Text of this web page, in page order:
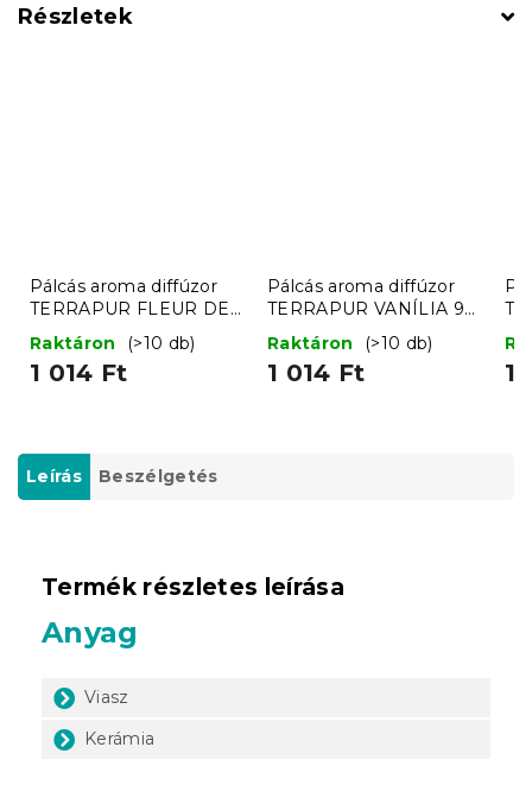
Részletek
Pálcás aroma diffúzor
TERRAPUR FLEUR DE
COTTON 90 ml
Raktáron (>10 db)
1 014 Ft
Pálcás aroma diffúzor
TERRAPUR VANÍLIA 90
Raktáron (>10 db)
1 014 Ft 1
Leírás Beszélgetés
Termék részletes leírása
Anyag
Viasz
Kerámia